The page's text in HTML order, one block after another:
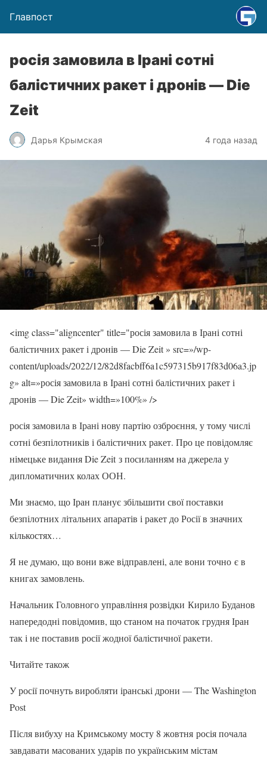
Главпост
росія замовила в Ірані сотні
балістичних ракет і дронів — Die
Zeit
Дарья Крымская 4 года назад
<img class="aligncenter" title="росія замовила в Ірані сотні
балістичних ракет і дронів — Die Zeit » src=»/wp-
content/uploads/2022/12/82d8facbff6a1c597315b917f83d06a3.jp
g» alt=»росія замовила в Ірані сотні балістичних ракет і
дронів — Die Zeit» width=»100%» />
росія замовила в Ірані нову партію озброєння, у тому числі
сотні безпілотників і балістичних ракет. Про це повідомляє
німецьке видання Die Zeit з посиланням на джерела у
дипломатичних колах ООН.
Ми знаємо, що Іран планує збільшити свої поставки
безпілотних літальних апаратів і ракет до Росії в значних
кількостях…
Я не думаю, що вони вже відправлені, але вони точно є в
книгах замовлень.
Начальник Головного управління розвідки Кирило Буданов
напередодні повідомив, що станом на початок грудня Іран
так і не поставив росії жодної балістичної ракети.
Читайте також
У росії почнуть виробляти іранські дрони — The Washington
Post
Після вибуху на Кримському мосту 8 жовтня росія почала
завдавати масованих ударів по українським містам